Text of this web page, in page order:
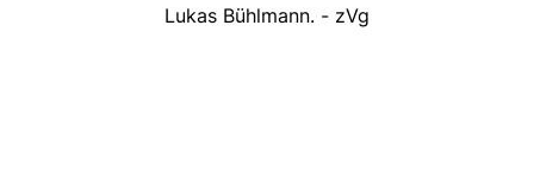
Lukas Bühlmann. - zVg